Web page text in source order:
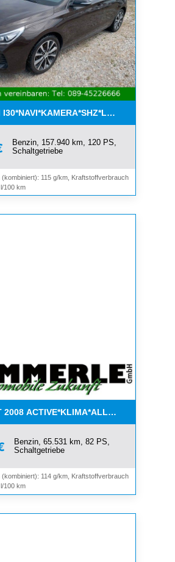
Benzin, 157.940 km, 120 PS,
Schaltgetriebe
(kombiniert): 115 g/km, Kraftstoffverbrauch
100 km
2008
Benzin, 65.531 km, 82 PS,
Schaltgetriebe
(kombiniert): 114 g/km, Kraftstoffverbrauch
100 km